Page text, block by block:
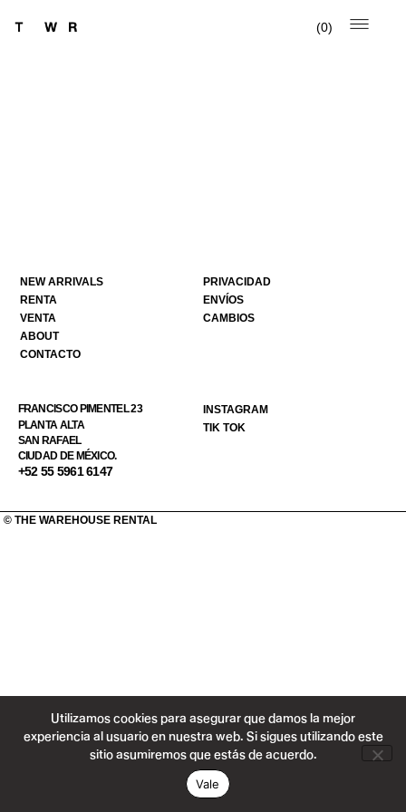
0
NEW ARRIVALS
RENTA
VENTA
ABOUT
CONTACTO
PRIVACIDAD
ENVÍOS
CAMBIOS
FRANCISCO PIMENTEL 23
PLANTA ALTA
SAN RAFAEL
CIUDAD DE MÉXICO.
+52 55 5961 6147
INSTAGRAM
TIK TOK
© THE WAREHOUSE RENTAL
Utilizamos cookies para asegurar que damos la mejor
experiencia al usuario en nuestra web. Si sigues utilizando este
sitio asumiremos que estás de acuerdo.
Vale